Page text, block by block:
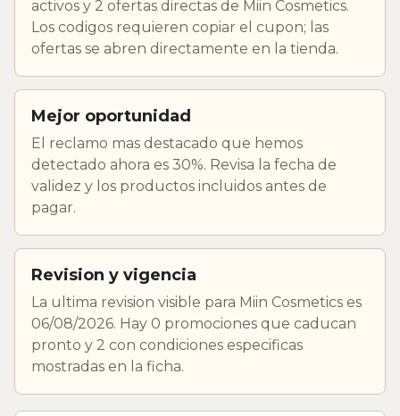
activos y 2 ofertas directas de Miin Cosmetics.
Los codigos requieren copiar el cupon; las
ofertas se abren directamente en la tienda.
Mejor oportunidad
El reclamo mas destacado que hemos
detectado ahora es 30%. Revisa la fecha de
validez y los productos incluidos antes de
pagar.
Revision y vigencia
La ultima revision visible para Miin Cosmetics es
06/08/2026. Hay 0 promociones que caducan
pronto y 2 con condiciones especificas
mostradas en la ficha.